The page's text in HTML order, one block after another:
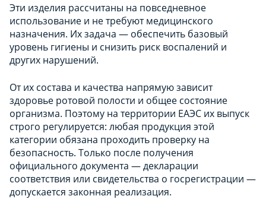
Эти изделия рассчитаны на повседневное
использование и не требуют медицинского
назначения. Их задача — обеспечить базовый
уровень гигиены и снизить риск воспалений и
других нарушений.
От их состава и качества напрямую зависит
здоровье ротовой полости и общее состояние
организма. Поэтому на территории ЕАЭС их выпуск
строго регулируется: любая продукция этой
категории обязана проходить проверку на
безопасность. Только после получения
официального документа — декларации
соответствия или свидетельства о госрегистрации —
допускается законная реализация.